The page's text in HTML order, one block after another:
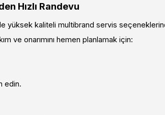
Hızlı Randevu
yüksek kaliteli multibrand servis
ve onarımını hemen planlamak için:
edin.